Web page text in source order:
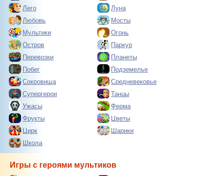
Лего
Луна
Любовь
Мосты
Мультики
Огонь
Остров
Паркур
Перевозки
Планеты
Побег
Подземелье
Сокровища
Средневековье
Супергерои
Танцы
Ужасы
Ферма
Фрукты
Цветы
Цирк
Шарики
Школа
Игры с героями мультиков